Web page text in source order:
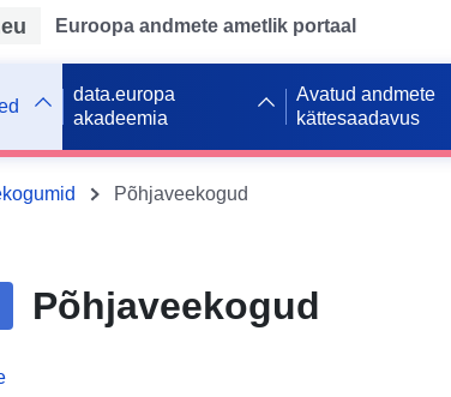
Euroopa andmete ametlik portaal
data.europa
akadeemia
Avatud andmete
kättesaadavus
Põhjaveekogud
Põhjaveekogud